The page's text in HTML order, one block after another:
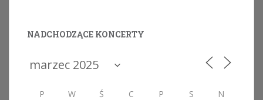
NADCHODZĄCE KONCERTY
P W Ś C P S N